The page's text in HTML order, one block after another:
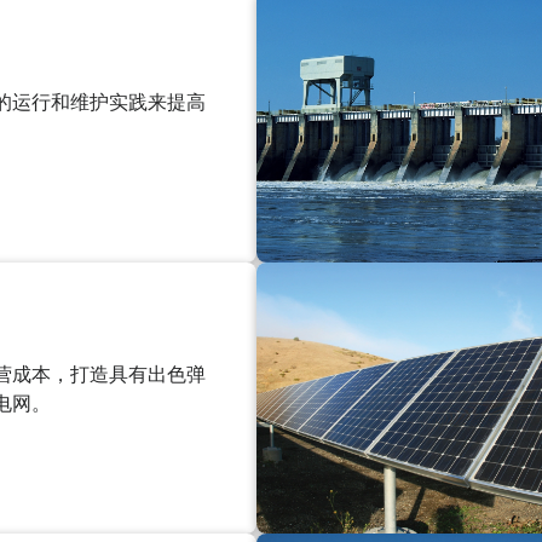
运行和维护实践来提高
成本，打造具有出色弹
。